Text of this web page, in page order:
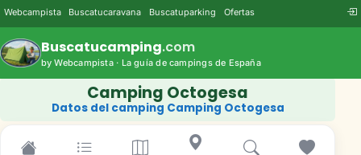
Webcampista Buscatucaravana Buscatuparking Ofertas
Buscatucamping.com
by Webcampista · La guía de campings de España
Camping Octogesa
Datos del camping Camping Octogesa